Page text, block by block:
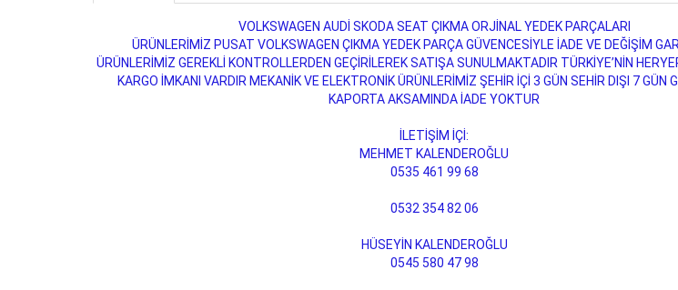
VOLKSWAGEN AUDİ SKODA SEAT ÇIKMA ORJİNAL YEDEK PARÇALARI
ÜRÜNLERİMİZ PUSAT VOLKSWAGEN ÇIKMA YEDEK PARÇA GÜVENCESİYLE İADE VE DEĞİŞİM
ÜRÜNLERİMİZ GEREKLİ KONTROLLERDEN GEÇİRİLEREK SATIŞA SUNULMAKTADIR TÜRKİYE’NİN
KARGO İMKANI VARDIR MEKANİK VE ELEKTRONİK ÜRÜNLERİMİZ ŞEHİR İÇİ 3 GÜN SEHİR DIŞI 7 GÜN
KAPORTA AKSAMINDA İADE YOKTUR
İLETİŞİM İÇİ:
MEHMET KALENDEROĞLU
0535 461 99 68
0532 354 82 06
HÜSEYİN KALENDEROĞLU
0545 580 47 98